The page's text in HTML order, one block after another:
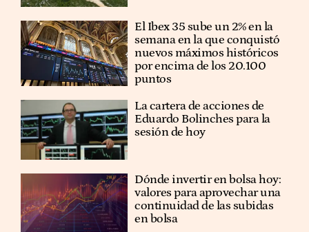
El Ibex 35 sube un 2% en la
semana en la que conquistó
nuevos máximos históricos
por encima de los 20.100
puntos
La cartera de acciones de
Eduardo Bolinches para la
sesión de hoy
Dónde invertir en bolsa hoy:
valores para aprovechar una
continuidad de las subidas
en bolsa